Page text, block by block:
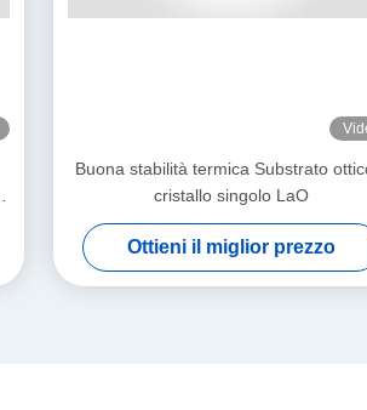
Buona stabilità termica Substrato
cristallo singolo LaO
Ottieni il miglior prezzo